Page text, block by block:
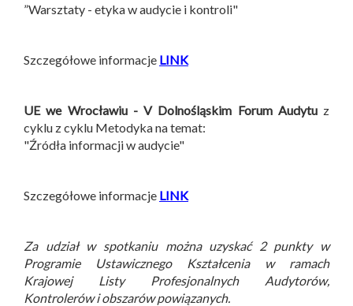
”Warsztaty - etyka w audycie i kontroli"
Szczegółowe informacje LINK
UE we Wrocławiu - V Dolnośląskim Forum Audytuz
cyklu z cyklu Metodyka na temat:
"Źródła informacji w audycie"
Szczegółowe informacje LINK
Za udział w spotkaniu można uzyskać 2 punkty w
Programie Ustawicznego Kształcenia w ramach
Krajowej Listy Profesjonalnych Audytorów,
Kontrolerów i obszarów powiązanych.